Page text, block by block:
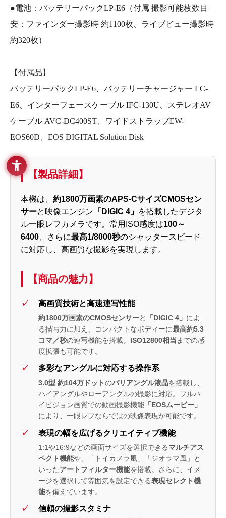
●電池：バッテリーパックLP-E6（付属 撮影可能枚数目
安：ファインダー撮影時 約1100枚、ライブビュー撮影時
約320枚）
【付属品】
バッテリーパックLP-E6、バッテリーチャージャー LC-
E6、インターフェースケーブル IFC-130U、ステレオAV
ケーブル AVC-DC400ST、ワイドストラップEW-
EOS60D、EOS DIGITAL Solution Disk
【製品詳細】
本機は、 約1800万画素のAPS-CサイズCMOSセン
サーと映像エンジン 「DIGIC 4」 を搭載したデジタ
ル一眼レフカメラです。常用ISO感度は100～
6400 、さらに最高1/8000秒のシャッタースピード
に対応し、高画質な撮影を実現します。
【商品の魅力】
高画質技術と高速連写性能
約1800万画素のCMOSセンサーと 「DIGIC 4」 によ
る描写力に加え、コンパクトなボディーに最高約5.3
コマ／秒の連写機能を搭載。 ISO12800相当 までの感
度拡張も可能です。
多彩なアングルに対応する操作系
3.0型 約104万ドットのバリアングル液晶を搭載し、
ハイアングルやローアングルの撮影に対応。フルハ
イビジョン画質での動画撮影機能 「EOSムービー」
により、一眼レフならではの映像表現が可能です。
表現の幅を広げるクリエイティブ機能
1:1や16:9などの画面サイズを選択できるマルチアス
ペクト機能や、「トイカメラ風」「ジオラマ風」と
いったアートフィルター機能を搭載。さらに、イメ
ージを選択して雰囲気を設定できる表現セレクト機
能を備えています。
信頼の撮影スタミナ